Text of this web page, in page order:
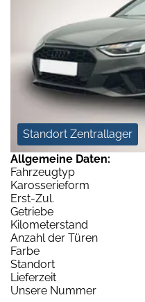
Standort Zentrallager
Allgemeine Daten:
Fahrzeugtyp
Karosserieform
Erst-Zul.
Getriebe
Kilometerstand
Anzahl der Türen
Farbe
Standort
Lieferzeit
Unsere Nummer